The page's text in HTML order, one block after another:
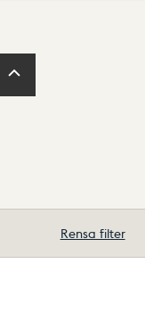
Rensa filter